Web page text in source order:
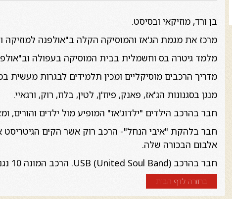
בן ורד, מוזיקאי ובסיסט.
מרכז את מגמת הג'אז והמוסיקה הקלה ב"אולפנה למוזיקה
מלמד גיטרה בס וחשמלית בבית המוסיקה בעפולה
מדריך הרכבים מוסיקליים ומכין תלמידים לבגרות מעשית
מנגן בסגנונות הג'אז, פאנק, פיוז'ן, לטין, בלוז, רוק, ורגאיי.
חבר בהרכב הילדים "ילדוג'אז" המופיע מול ילדים והורים,
חבר בלהקת "איבי הנחל"- הרכב רוק אשר הקים
אלבום הבכורה שלה.
חבר בהרכב USB (United Soul Band). הרכב המונה 10 נגנים ומופיע באירועים ופסטיבלים ברוח מוסיקת הסול והפאנק.
בחזרה לדף הבית